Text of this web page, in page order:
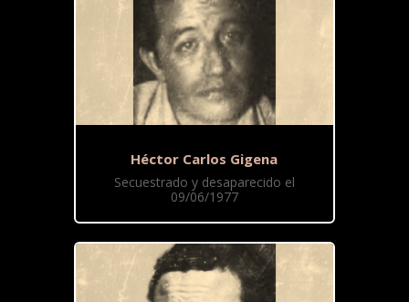
Héctor Carlos Gigena
Secuestrado y desaparecido el
09/06/1977